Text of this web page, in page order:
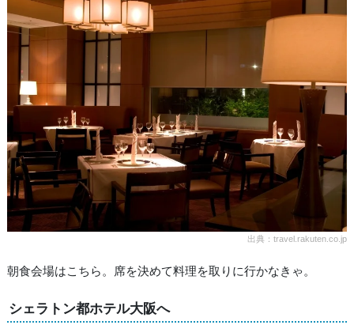
出典：travel.rakuten.co.jp
朝食会場はこちら。席を決めて料理を取りに行かなきゃ。
シェラトン都ホテル大阪へ